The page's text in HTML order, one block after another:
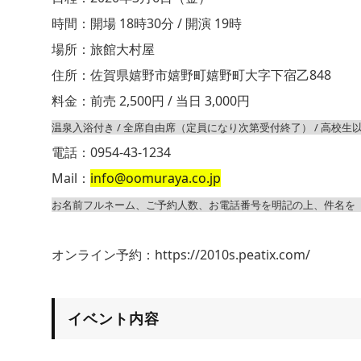
時間：開場 18時30分 / 開演 19時
場所：旅館大村屋
住所：佐賀県嬉野市嬉野町嬉野町大字下宿乙848
料金：前売 2,500円 / 当日 3,000円
温泉入浴付き / 全席自由席（定員になり次第受付終了） / 高校生
電話：0954-43-1234
Mail： info@oomuraya.co.jp
お名前フルネーム、ご予約人数、お電話番号を明記の上、件名
オンライン予約：https://2010s.peatix.com/
イベント内容